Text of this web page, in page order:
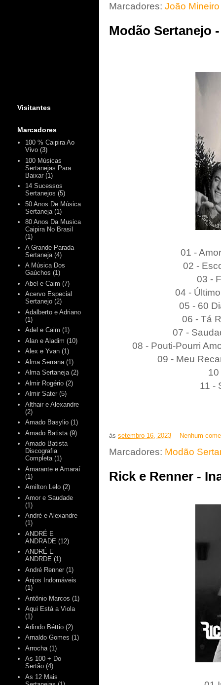
Marcadores: João
Modão Sertanejo
01 -
02 -
03 -
04 -
05 - 60
06 - Tá
07 -
08 - Pouti-Pourri
09 - Meu
11 -
às setembro 16, 2023 Nenhum
Marcadores: Modão
Rick e Renner -
Visitantes
Marcadores
100 % Caipira Ao
Vivo (3)
100 Músicas
Sertanejas Para
Baixar (1)
14 Sucessos
Sertanejos (5)
50 Anos De Música
Sertaneja (1)
80 Anos Da Musica
Caipira No Brasil
(1)
A Grande Parada
Sertaneja (4)
A Música Dos
Gaúchos (1)
Abel e Caim (7)
Acervo Especial
Sertanejo (2)
Adalberto e Adriano
(1)
Adel e Caim (1)
Alan e Aladim (10)
Alex e Yvan (1)
Alma Serrana (1)
Alma Sertaneja (2)
Almir Rogério (2)
Almir Sater (5)
Althair e Alexandre
(2)
Amado Basylio (1)
Amado Batista (9)
Amado Batista
Discografia
Completa (1)
Amarante e Amaraí
(1)
Amilton Lelo (2)
Amor e Saudade
(1)
André e Alexandre
(1)
ANDRÉ E
ANDRADE (12)
ANDRÉ E
ANDRDE (1)
André Renner (1)
Anjos Indomáveis
(1)
Antônio Marcos (1)
Aqui Está a Viola
(1)
Arlindo Béttio (2)
Arnaldo Gomes (1)
Arrocha (1)
As 100 + Do
Sertão (4)
As 12 Mais